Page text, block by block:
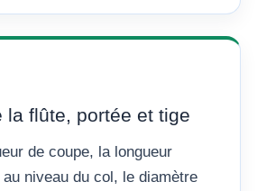
la flûte, portée et tige
de coupe, la longueur
niveau du col, le diamètre